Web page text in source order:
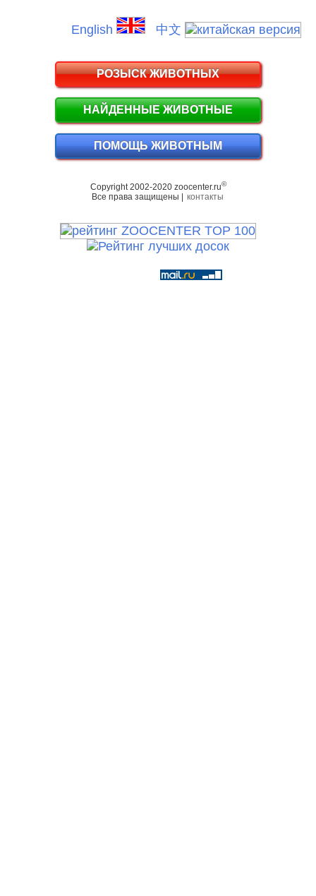
English 中文
РОЗЫСК ЖИВОТНЫХ
НАЙДЕННЫЕ ЖИВОТНЫЕ
ПОМОЩЬ ЖИВОТНЫМ
Copyright 2002-2020 zoocenter.ru©
Все права защищены | контакты